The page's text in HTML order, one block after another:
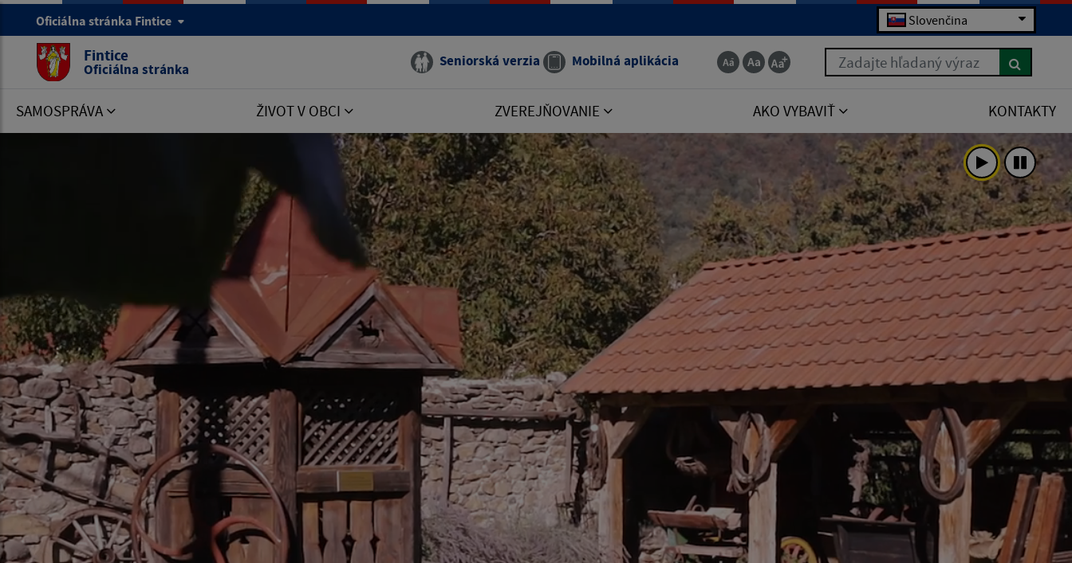
Oficiálna stránka Fintice Slovenčina
Fintice
Oficiálna stránka Seniorská verzia Mobilná aplikácia Zadajte hľadaný výraz
SAMOSPRÁVA ŽIVOT V OBCI ZVEREJŇOVANIE AKO VYBAVIŤ KONTAKTY